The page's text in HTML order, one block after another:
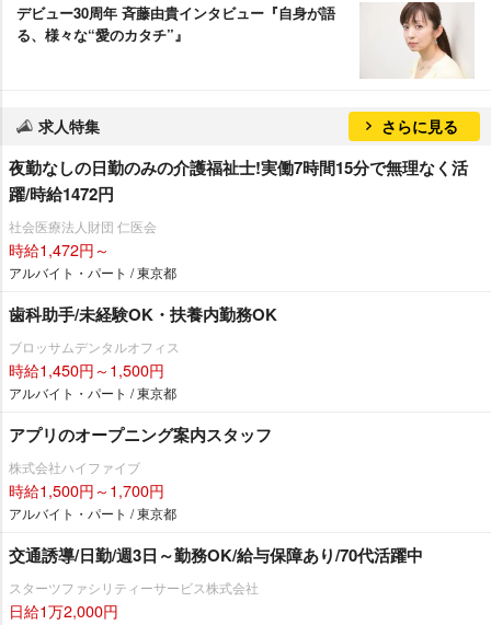
デビュー30周年 斉藤由貴インタビュー『自身が語
る、様々な“愛のカタチ”』
求人特集 さらに見る
夜勤なしの日勤のみの介護福祉士!実働7時間15分で無理なく活
躍/時給1472円
社会医療法人財団 仁医会
時給1,472円～
アルバイト・パート / 東京都
歯科助手/未経験OK・扶養内勤務OK
ブロッサムデンタルオフィス
時給1,450円～1,500円
アルバイト・パート / 東京都
アプリのオープニング案内スタッフ
株式会社ハイファイブ
時給1,500円～1,700円
アルバイト・パート / 東京都
交通誘導/日勤/週3日～勤務OK/給与保障あり/70代活躍中
スターツファシリティーサービス株式会社
日給1万2,000円